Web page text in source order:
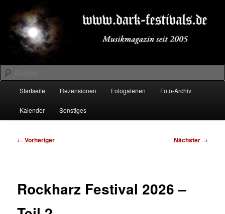
primären
Inhalt
springenDARK-FESTIVALS.DE
Suchen
Startseite Rezensionen Fotogalerien Foto-Archiv
Kalender Sonstiges
Beitragsnavigation
← Vorheriger Nächster →
Rockharz Festival 2026 –